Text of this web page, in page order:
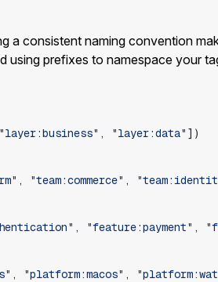
a consistent naming convention
using prefixes to namespace your
"layer:business" , "layer:data" ] )
" , "team:commerce" , "
" , "feature:payment" , "
" , "platform:macos" , "